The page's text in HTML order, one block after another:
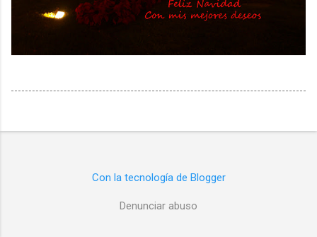
Con la tecnología de Blogger
Denunciar abuso